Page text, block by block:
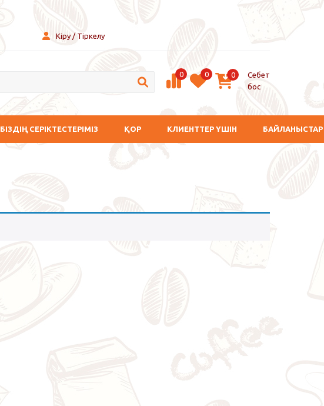
Кіру / Тіркелу
0 0 0
Себет
бос
БІЗДІҢ СЕРІКТЕСТЕРІМІЗ ҚОР КЛИЕНТТЕР ҮШІН БАЙЛАНЫСТАР